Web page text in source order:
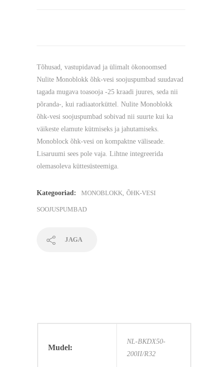
Tõhusad, vastupidavad ja ülimalt ökonoomsed
Nulite Monoblokk õhk-vesi soojuspumbad suudavad
tagada mugava toasooja -25 kraadi juures, seda nii
põranda-, kui radiaatorküttel. Nulite Monoblokk
õhk-vesi soojuspumbad sobivad nii suurte kui ka
väikeste elamute kütmiseks ja jahutamiseks.
Monoblock õhk-vesi on kompaktne väliseade.
Lisaruumi sees pole vaja. Lihtne integreerida
olemasoleva küttesüsteemiga.
Kategooriad: MONOBLOKK, ÕHK-VESI
SOOJUSPUMBAD
JAGA
Mudel:
NL-BKDX50-
200II/R32